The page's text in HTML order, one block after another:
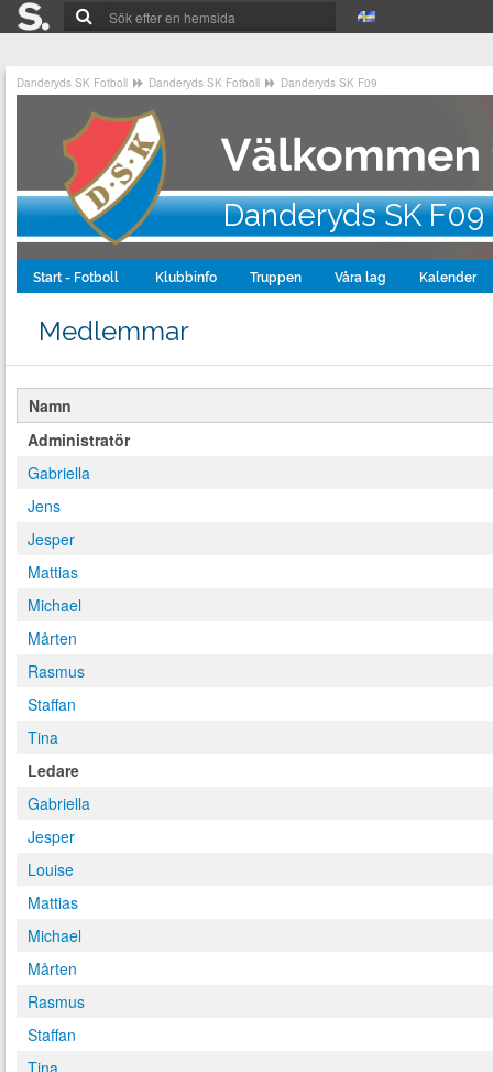
Danderyds SK Fotboll Danderyds SK Fotboll Danderyds SK F09
Danderyds SK F09
Start - Fotboll Klubbinfo Truppen Våra lag Kalender
Medlemmar
Namn
Administratör
Gabriella
Jens
Jesper
Mattias
Michael
Mårten
Rasmus
Staffan
Tina
Ledare
Gabriella
Jesper
Louise
Mattias
Michael
Mårten
Rasmus
Staffan
Tina